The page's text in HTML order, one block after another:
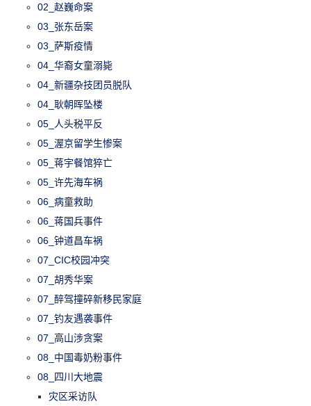
02_赵巍命案
03_张东岳案
03_萨斯疫情
04_华裔女童溺毙
04_新疆杂技团员脱队
04_耿朝晖坠楼
05_人头税平反
05_渥京留学生惨案
05_蒋宇餐馆猝亡
05_许先海车祸
06_病童救助
06_蒋国兵事件
06_钟道昌车祸
07_CIC校园冲突
07_胡秀华案
07_醉驾撞碎新移民家庭
07_钓友遇袭事件
07_高山涉贪案
08_中国毒奶粉事件
08_四川大地震
灾区采访队